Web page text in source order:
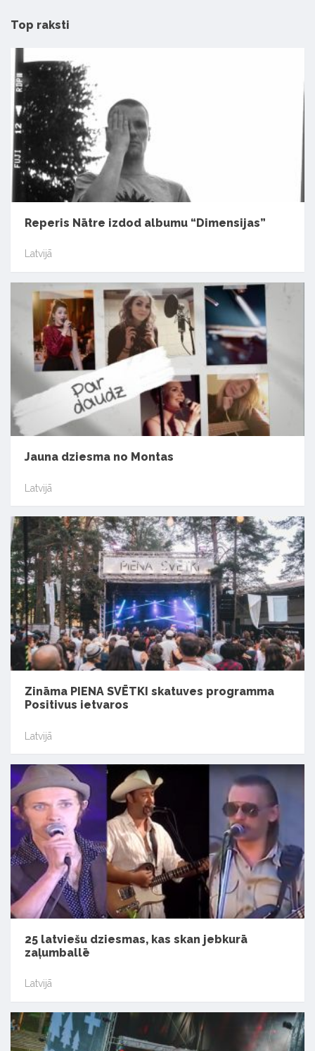
Top raksti
Reperis Nātre izdod albumu “Dimensijas”
Latvijā
Jauna dziesma no Montas
Latvijā
Zināma PIENA SVĒTKI skatuves programma
Positivus ietvaros
Latvijā
25 latviešu dziesmas, kas skan jebkurā
zaļumballē
Latvijā